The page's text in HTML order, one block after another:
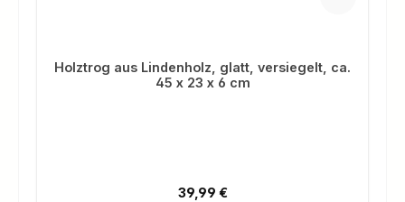
Holztrog aus Lindenholz, glatt, versiegelt, ca.
45 x 23 x 6 cm
Regulärer Preis:
39,99 €